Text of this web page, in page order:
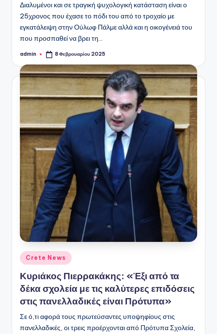
Διαλυμένοι και σε τραγική ψυχολογική κατάσταση είναι ο
25χρονος που έχασε το πόδι του από το τροχαίο με
εγκατάλειψη στην Ούλωφ Πάλμε αλλά και η οικογένειά του
που προσπαθεί να βρει τη…
Συγγραφέας:
admin 8 Φεβρουαρίου 2025
Αναρτήθηκε
σε
Crete News
Κυριάκος Πιερρακάκης: «Έξι από τα
δέκα σχολεία με τις καλύτερες επιδόσεις
στις πανελλαδικές είναι Πρότυπα»
Σε ό,τι αφορά τους πρωτεύσαντες υποψηφίους στις
πανελλαδικές, οι τρεις προέρχονται από Πρότυπα Σχολεία,